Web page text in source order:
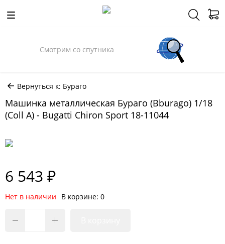
Смотрим со спутника
Вернуться к: Бураго
Машинка металлическая Бураго (Bburago) 1/18
(Coll A) - Bugatti Chiron Sport 18-11044
6 543 ₽
Нет в наличии В корзине: 0